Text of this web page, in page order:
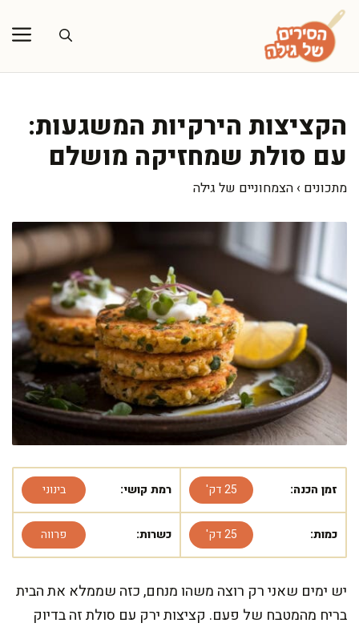
לדלג
לתוכן
הקציצות הירקיות המשגעות:
עם סולת שמחזיקה מושלם
מתכונים › הצמחוניים של גילה
זמן הכנה: 25 דק' רמת קושי: בינוני
כמות: 25 דק' כשרות: פרווה
יש ימים שאני רק רוצה משהו מנחם, כזה שממלא את הבית
בריח מהמטבח של פעם. קציצות ירק עם סולת זה בדיוק